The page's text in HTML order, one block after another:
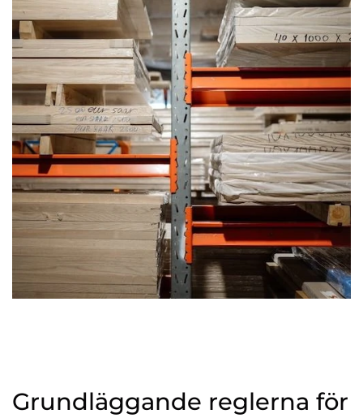
Grundläggande reglerna för